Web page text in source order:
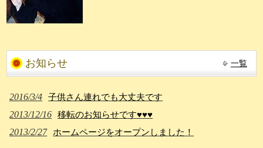
お知らせ 一覧
2016/3/4 子供さん連れでも大丈夫です
2013/12/16 移転のお知らせです♥♥♥
2013/2/27 ホームページをオープンしました！